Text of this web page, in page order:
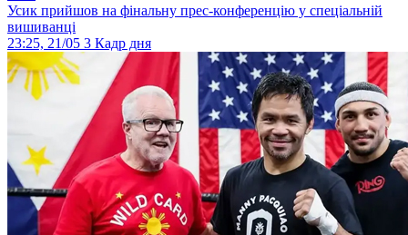
Усик прийшов на фінальну прес-конференцію у спеціальній
вишиванці
23:25, 21/05 3 Кадр дня